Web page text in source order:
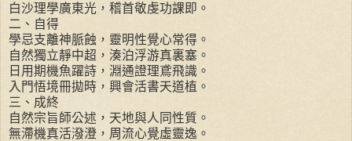
白沙理學廣東光，稽首敬虔功課即。
二、自得
學忌支離神脈蝕，靈明性覺心常得。
自然獨立靜中超，湊泊浮游真裏塞。
日用期機魚躍詩，淵通證理鳶飛識。
入門悟境冊拋時，興會活書天道植。
三、成終
自然宗旨師公述，天地與人同性質。
無滯機真活潑澄，周流心覺虛靈逸。